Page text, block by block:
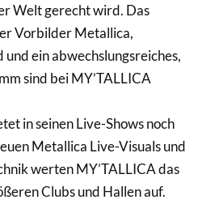
Welt gerecht wird. Das
Vorbilder Metallica,
ein abwechslungsreiches,
sind bei MY’TALLICA
in seinen Live-Shows noch
Metallica Live-Visuals und
werten MY’TALLICA das
Clubs und Hallen auf.